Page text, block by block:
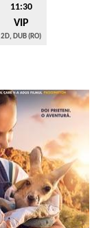
11:30
VIP
2D, DUB (RO)